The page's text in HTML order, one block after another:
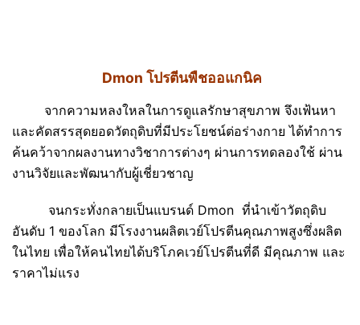
Dmon โปรตีนพืชออแกนิค
จากความหลงใหลในการดูแลรักษาสุขภาพ จึงเฟ้นหา
และคัดสรรสุดยอดวัตถุดิบที่มีประโยชน์ต่อร่างกาย ได้ทำการ
ค้นคว้าจากผลงานทางวิชาการต่างๆ ผ่านการทดลองใช้ ผ่าน
งานวิจัยและพัฒนากับผู้เชี่ยวชาญ
จนกระทั่งกลายเป็นแบรนด์ Dmon ที่นำเข้าวัตถุดิบ
อันดับ 1 ของโลก มีโรงงานผลิตเวย์โปรตีนคุณภาพสูงซึ่งผลิต
ในไทย เพื่อให้คนไทยได้บริโภคเวย์โปรตีนที่ดี มีคุณภาพ และ
ราคาไม่แรง